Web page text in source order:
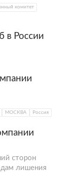
комитет
в России
МОСКВА Россия
сторон
лишения